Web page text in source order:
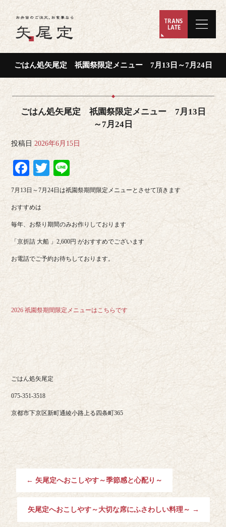
ごはん処矢尾定 祇園祭限定メニュー 7月13日～7月24日
ごはん処矢尾定 祇園祭限定メニュー 7月13日
～7月24日
投稿日 2026年6月15日
Facebook
Twitter
Line
7月13日～7月24日は祇園祭期間限定メニューとさせて頂きます
おすすめは
毎年、お祭り期間のみお作りしております
「京折詰 大船 」2,600円 がおすすめでございます
お電話でご予約お待ちしております。
2026 祇園祭期間限定メニューはこちらです
ごはん処矢尾定
075-351-3518
京都市下京区新町通綾小路上る四条町365
← 矢尾定へおこしやす～季節感と心配り～
矢尾定へおこしやす～大切な席にふさわしい料理～ →